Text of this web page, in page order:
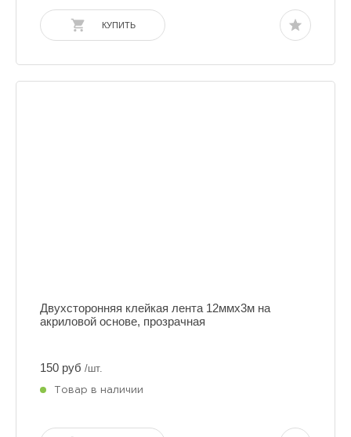
КУПИТЬ
Двухсторонняя клейкая лента 12ммх3м на
акриловой основе, прозрачная
150 руб /шт.
Товар в наличии